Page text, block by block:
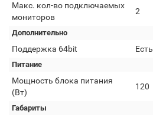
Макс. кол-во подключаемых
мониторов
2
Дополнительно
Поддержка 64bit Есть
Питание
Мощность блока питания
(Вт)
120
Габариты